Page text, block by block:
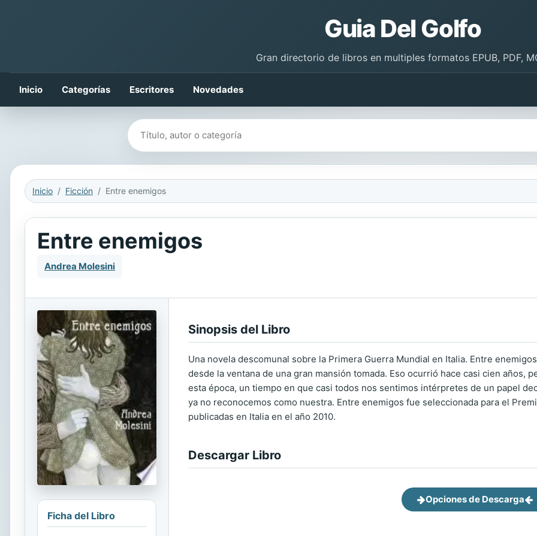
Guia Del Golfo
Gran directorio de libros en multiples formatos EPUB, PDF,
Inicio Categorías Escritores Novedades
Buscar libros
Inicio Ficción Entre enemigos
Entre enemigos
Andrea Molesini
Ficha del Libro
Sinopsis del Libro
Una novela descomunal sobre la Primera Guerra Mundial en Italia. Entre
desde la ventana de una gran mansión tomada. Eso ocurrió hace casi cien años,
esta época, un tiempo en que casi todos nos sentimos intérpretes de un papel
ya no reconocemos como nuestra. Entre enemigos fue seleccionada para el
publicadas en Italia en el año 2010.
Descargar Libro
Opciones de Descarga